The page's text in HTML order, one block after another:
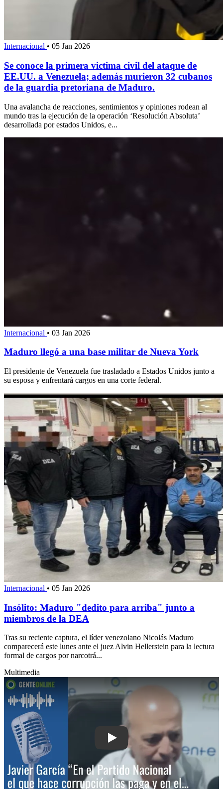
Internacional • 05 Jan 2026
Se conoce la primera victima civil del ataque de
EE.UU. a Venezuela; además murieron 32 cubanos
de la guardia pretoriana de Maduro.
Una avalancha de reacciones, sentimientos y opiniones rodean al
mundo tras la ejecución de la operación ‘Resolución Absoluta’
desarrollada por estados Unidos, e...
Internacional • 03 Jan 2026
Maduro llegó a una base militar de Nueva York
El presidente de Venezuela fue trasladado a Estados Unidos junto a
su esposa y enfrentará cargos en una corte federal.
Internacional • 05 Jan 2026
Insólito: Maduro "dedito para arriba" junto a
miembros de la DEA
Tras su reciente captura, el líder venezolano Nicolás Maduro
comparecerá este lunes ante el juez Alvin Hellerstein para la lectura
formal de cargos por narcotrá...
Multimedia
Play: Javier García: “En el Partido